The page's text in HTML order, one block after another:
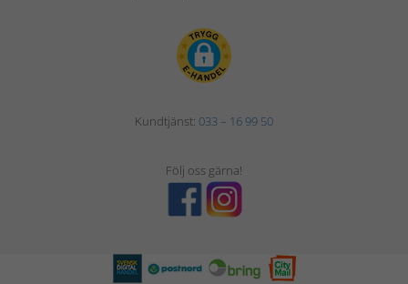
Kundtjänst: 033 – 16 99 50
Följ oss gärna!